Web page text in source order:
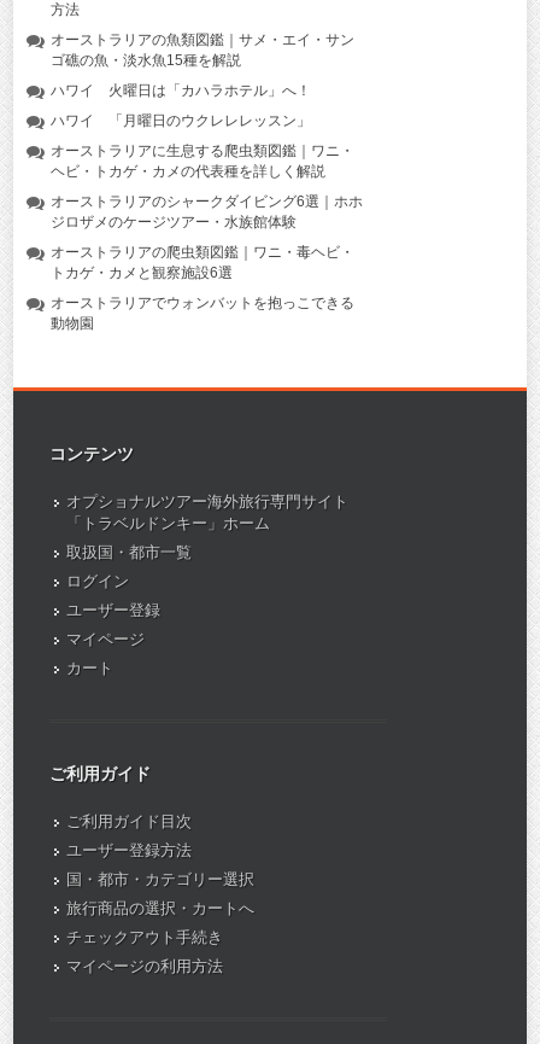
方法
オーストラリアの魚類図鑑｜サメ・エイ・サン
ゴ礁の魚・淡水魚15種を解説
ハワイ 火曜日は「カハラホテル」へ！
ハワイ 「月曜日のウクレレレッスン」
オーストラリアに生息する爬虫類図鑑｜ワニ・
ヘビ・トカゲ・カメの代表種を詳しく解説
オーストラリアのシャークダイビング6選｜ホホ
ジロザメのケージツアー・水族館体験
オーストラリアの爬虫類図鑑｜ワニ・毒ヘビ・
トカゲ・カメと観察施設6選
オーストラリアでウォンバットを抱っこできる
動物園
コンテンツ
オプショナルツアー海外旅行専門サイト
「トラベルドンキー」ホーム
取扱国・都市一覧
ログイン
ユーザー登録
マイページ
カート
ご利用ガイド
ご利用ガイド目次
ユーザー登録方法
国・都市・カテゴリー選択
旅行商品の選択・カートへ
チェックアウト手続き
マイページの利用方法